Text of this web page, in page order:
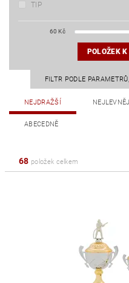
TIP
60 Kč
POLOŽEK
FILTR PODLE
NEJDRAŽŠÍ
ABECEDNĚ
68 položek celkem